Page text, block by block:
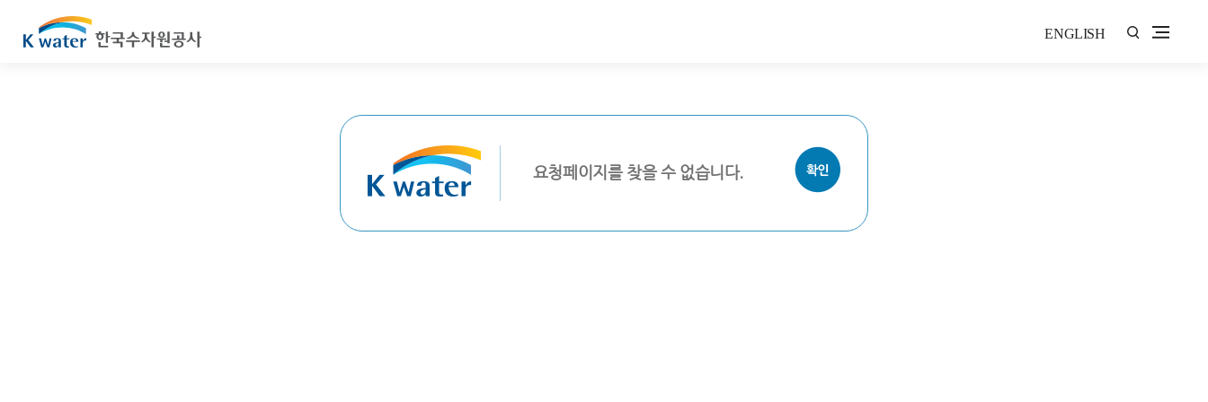
ENGLISH
요청페이지를 찾을 수 없습니다.